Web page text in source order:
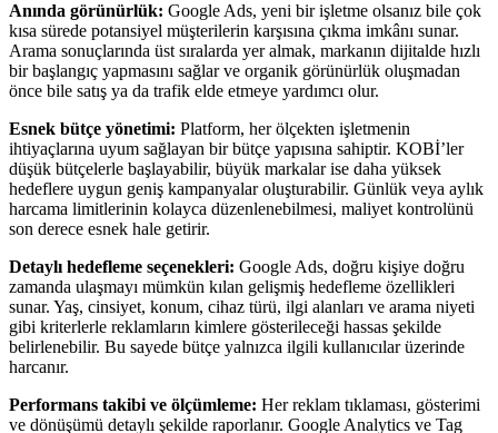
Anında görünürlük: Google Ads, yeni bir işletme olsanız bile çok
kısa sürede potansiyel müşterilerin karşısına çıkma imkânı sunar.
Arama sonuçlarında üst sıralarda yer almak, markanın dijitalde hızlı
bir başlangıç yapmasını sağlar ve organik görünürlük oluşmadan
önce bile satış ya da trafik elde etmeye yardımcı olur.
Esnek bütçe yönetimi: Platform, her ölçekten işletmenin
ihtiyaçlarına uyum sağlayan bir bütçe yapısına sahiptir. KOBİ’ler
düşük bütçelerle başlayabilir, büyük markalar ise daha yüksek
hedeflere uygun geniş kampanyalar oluşturabilir. Günlük veya aylık
harcama limitlerinin kolayca düzenlenebilmesi, maliyet kontrolünü
son derece esnek hale getirir.
Detaylı hedefleme seçenekleri: Google Ads, doğru kişiye doğru
zamanda ulaşmayı mümkün kılan gelişmiş hedefleme özellikleri
sunar. Yaş, cinsiyet, konum, cihaz türü, ilgi alanları ve arama niyeti
gibi kriterlerle reklamların kimlere gösterileceği hassas şekilde
belirlenebilir. Bu sayede bütçe yalnızca ilgili kullanıcılar üzerinde
harcanır.
Performans takibi ve ölçümleme: Her reklam tıklaması, gösterimi
ve dönüşümü detaylı şekilde raporlanır. Google Analytics ve Tag